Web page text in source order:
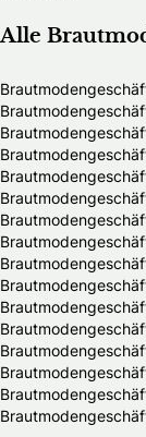
Alle